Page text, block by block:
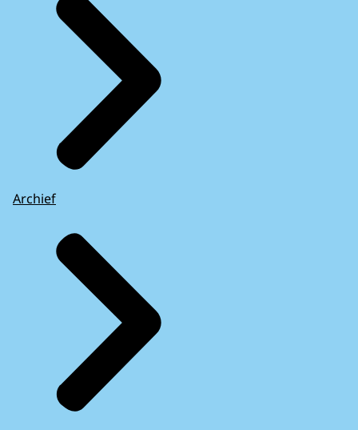
Archief